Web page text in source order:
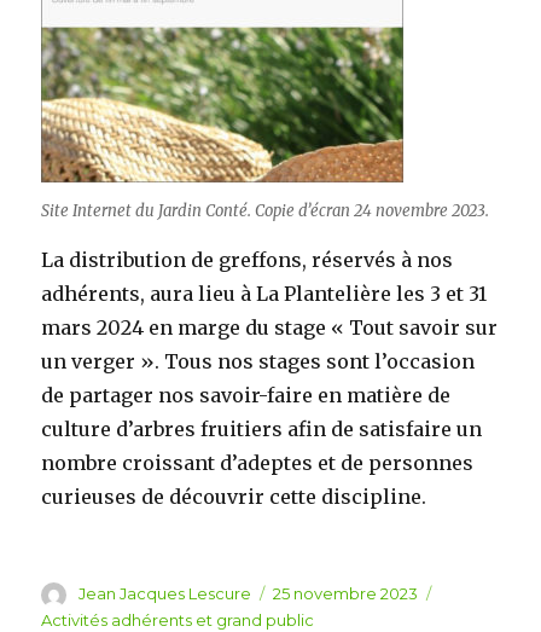
Site Internet du Jardin Conté. Copie d’écran 24 novembre 2023.
La distribution de greffons, réservés à nos
adhérents, aura lieu à La Plantelière les 3 et 31
mars 2024 en marge du stage « Tout savoir sur
un verger ». Tous nos stages sont l’occasion
de partager nos savoir-faire en matière de
culture d’arbres fruitiers afin de satisfaire un
nombre croissant d’adeptes et de personnes
curieuses de découvrir cette discipline.
Auteur
Jean Jacques Lescure
Publié
le
25 novembre 2023
Activités adhérents et grand public